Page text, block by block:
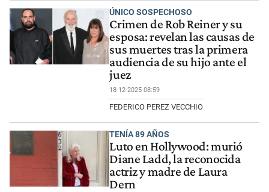
ÚNICO SOSPECHOSO
Crimen de Rob Reiner y su
esposa: revelan las causas de
sus muertes tras la primera
audiencia de su hijo ante el
juez
18-12-2025 08:59
FEDERICO PEREZ VECCHIO
TENÍA 89 AÑOS
Luto en Hollywood: murió
Diane Ladd, la reconocida
actriz y madre de Laura
Dern